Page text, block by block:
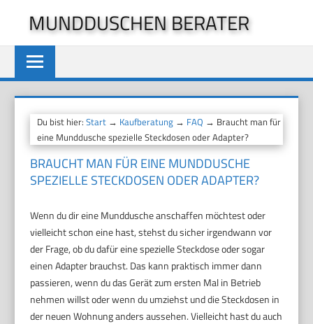
springen
MUNDDUSCHEN BERATER
Du bist hier:Start → Kaufberatung → FAQ → Braucht man für
eine Munddusche spezielle Steckdosen oder Adapter?
BRAUCHT MAN FÜR EINE MUNDDUSCHE
SPEZIELLE STECKDOSEN ODER ADAPTER?
Wenn du dir eine Munddusche anschaffen möchtest oder
vielleicht schon eine hast, stehst du sicher irgendwann vor
der Frage, ob du dafür eine spezielle Steckdose oder sogar
einen Adapter brauchst. Das kann praktisch immer dann
passieren, wenn du das Gerät zum ersten Mal in Betrieb
nehmen willst oder wenn du umziehst und die Steckdosen in
der neuen Wohnung anders aussehen. Vielleicht hast du auch